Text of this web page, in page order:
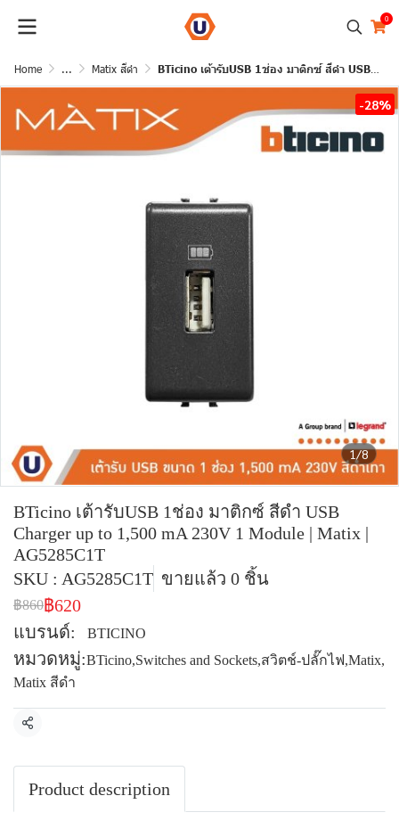
0
Home ... Matix สีดำ BTicino เต้ารับUSB 1ช่อง มาติกซ์ สีดำ USB Charger up to 1,500 mA 230V 1 Module | Matix | AG5285C1T
1/8
-28%
BTicino เต้ารับUSB 1ช่อง มาติกซ์ สีดำ USB
Charger up to 1,500 mA 230V 1 Module | Matix |
AG5285C1T
SKU : AG5285C1T ขายแล้ว 0 ชิ้น
฿860฿620
แบรนด์:
BTICINO
หมวดหมู่:BTicino,Switches and Sockets,สวิตช์-ปลั๊กไฟ,Matix,
Matix สีดำ
แชร์
Product description